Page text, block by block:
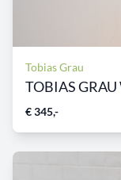
Tobias Grau
TOBIAS GRAU
€ 345,-